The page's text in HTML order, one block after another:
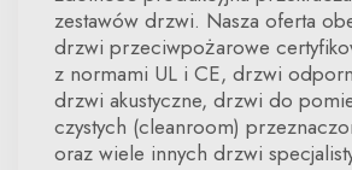
zestawów drzwi. Nasza oferta
drzwi przeciwpożarowe
z normami UL i CE, drzwi
drzwi akustyczne, drzwi do
czystych (cleanroom)
oraz wiele innych drzwi